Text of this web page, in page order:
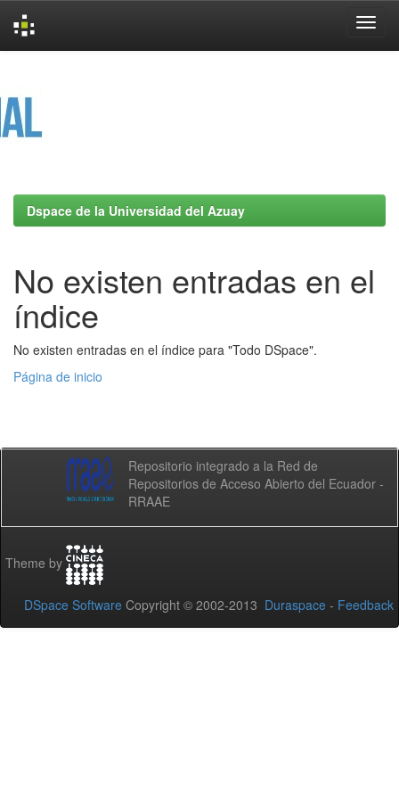
Dspace de la Universidad del Azuay
No existen entradas en el
índice
No existen entradas en el índice para "Todo DSpace".
Página de inicio
Repositorio integrado a la Red de
Repositorios de Acceso Abierto del Ecuador -
RRAAE
Theme by
DSpace Software Copyright © 2002-2013 Duraspace - Feedback